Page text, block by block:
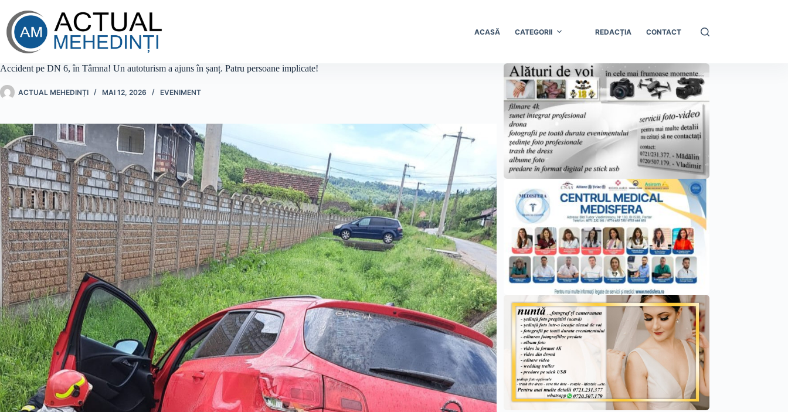
conținut
ACASĂ CATEGORII REDACȚIA CONTACT
Accident pe DN 6, în Tâmna! Un autoturism a ajuns în șanț. Patru persoane implicate!
ACTUAL MEHEDINȚI MAI 12, 2026 EVENIMENT